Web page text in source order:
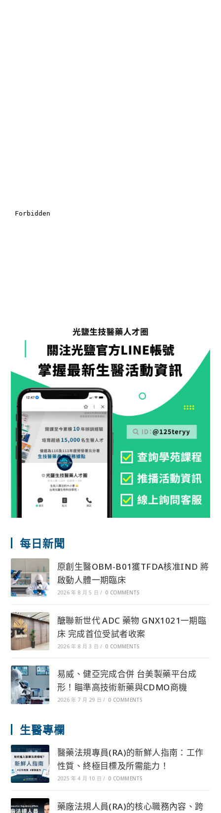
每日新聞
原創生醫OBM-B01獲TFDA核准IND 將
啟動人體一期臨床
2026 年 8 月 5 日 / 0 COMMENTS
醣聯新世代 ADC 藥物 GNX1021一期臨
床 完成首位受試者收案
2026 年 8 月 3 日 / 0 COMMENTS
易威、健亞完成合併 台美製藥平台成
形！瞄準高技術新藥與CDMO商機
2026 年 7 月 29 日 / 0 COMMENTS
生醫專欄
醫藥法規專員(RA)的新鮮人指南：工作
性質、終極目標及所需能力！
2025 年 4 月 10 日 / 0 COMMENTS
藥廠法規人員(RA)的核心職務內容、跨